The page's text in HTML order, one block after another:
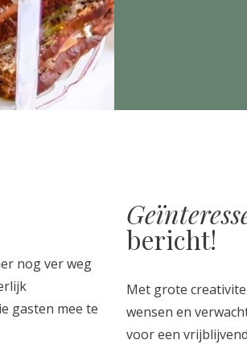
nog ver weg
gasten mee te
bericht!
Met grote
wensen en
voor een